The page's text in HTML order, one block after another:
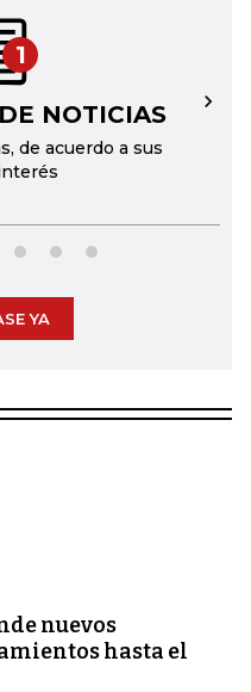
1
NOTICIAS
de acuerdo a sus
→
YA
nuevos
hasta el